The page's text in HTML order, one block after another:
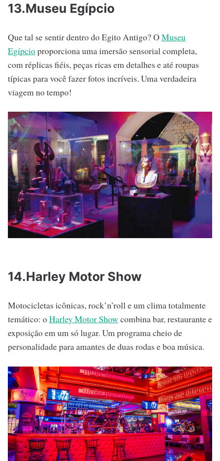
13.Museu Egípcio
Que tal se sentir dentro do Egito Antigo? O Museu
Egípcioproporciona uma imersão sensorial completa,
com réplicas fiéis, peças ricas em detalhes e até roupas
típicas para você fazer fotos incríveis. Uma verdadeira
viagem no tempo!
14.Harley Motor Show
Motocicletas icônicas, rock’n’roll e um clima totalmente
temático: oHarley Motor Show combina bar, restaurante e
exposição em um só lugar. Um programa cheio de
personalidade para amantes de duas rodas e boa música.